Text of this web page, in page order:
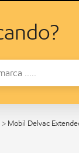
> Mobil Delvac